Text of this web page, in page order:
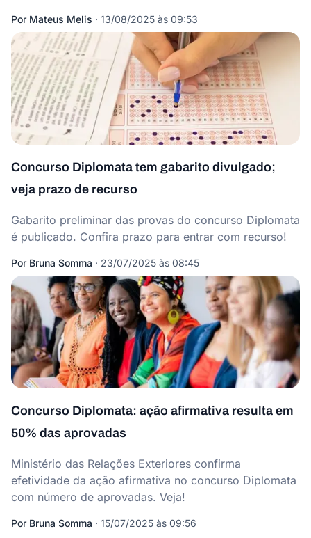
Por Mateus Melis · 13/08/2025 às 09:53
Concurso Diplomata tem gabarito divulgado;
veja prazo de recurso
Gabarito preliminar das provas do concurso Diplomata
é publicado. Confira prazo para entrar com recurso!
Por Bruna Somma · 23/07/2025 às 08:45
Concurso Diplomata: ação afirmativa resulta em
50% das aprovadas
Ministério das Relações Exteriores confirma
efetividade da ação afirmativa no concurso Diplomata
com número de aprovadas. Veja!
Por Bruna Somma · 15/07/2025 às 09:56